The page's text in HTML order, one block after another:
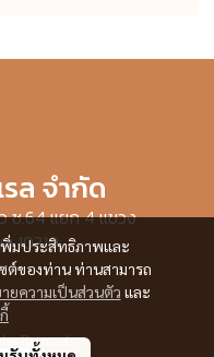
พิ่มประสิทธิภาพและ
ต์ของท่าน ท่านสามารถ
ยความเป็นส่วนตัว และ
ล จำกัด
ซ.64 แยก 4 แขวง
10310
Reserved.